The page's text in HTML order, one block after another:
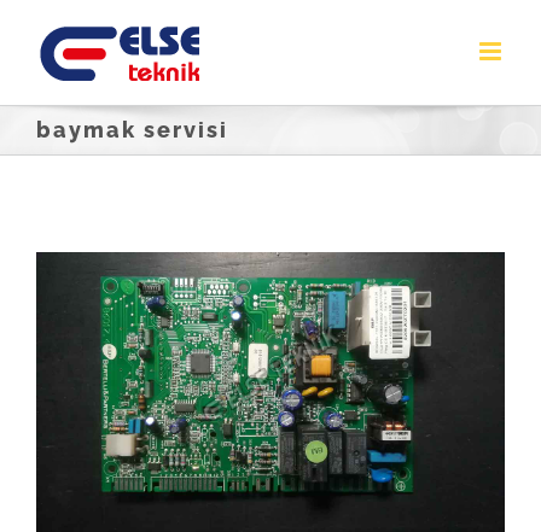
content
baymak servisi